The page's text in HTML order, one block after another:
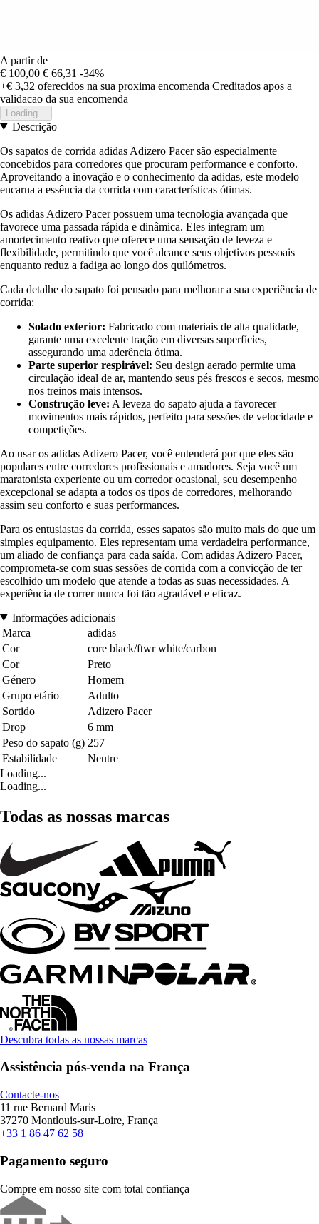
A partir de
€ 100,00 € 66,31 -34%
+€ 3,32 oferecidos na sua proxima encomenda Creditados apos a
validacao da sua encomenda
Loading...
Descrição
Os sapatos de corrida adidas Adizero Pacer são especialmente
concebidos para corredores que procuram performance e conforto.
Aproveitando a inovação e o conhecimento da adidas, este modelo
encarna a essência da corrida com características ótimas.
Os adidas Adizero Pacer possuem uma tecnologia avançada que
favorece uma passada rápida e dinâmica. Eles integram um
amortecimento reativo que oferece uma sensação de leveza e
flexibilidade, permitindo que você alcance seus objetivos pessoais
enquanto reduz a fadiga ao longo dos quilómetros.
Cada detalhe do sapato foi pensado para melhorar a sua experiência de
corrida:
Solado exterior: Fabricado com materiais de alta qualidade,
garante uma excelente tração em diversas superfícies,
assegurando uma aderência ótima.
Parte superior respirável: Seu design aerado permite uma
circulação ideal de ar, mantendo seus pés frescos e secos, mesmo
nos treinos mais intensos.
Construção leve: A leveza do sapato ajuda a favorecer
movimentos mais rápidos, perfeito para sessões de velocidade e
competições.
Ao usar os adidas Adizero Pacer, você entenderá por que eles são
populares entre corredores profissionais e amadores. Seja você um
maratonista experiente ou um corredor ocasional, seu desempenho
excepcional se adapta a todos os tipos de corredores, melhorando
assim seu conforto e suas performances.
Para os entusiastas da corrida, esses sapatos são muito mais do que um
simples equipamento. Eles representam uma verdadeira performance,
um aliado de confiança para cada saída. Com adidas Adizero Pacer,
comprometa-se com suas sessões de corrida com a convicção de ter
escolhido um modelo que atende a todas as suas necessidades. A
experiência de correr nunca foi tão agradável e eficaz.
Informações adicionais
Marca
adidas
Cor
core black/ftwr white/carbon
Cor
Preto
Género
Homem
Grupo etário
Adulto
Sortido
Adizero Pacer
Drop
6 mm
Peso do sapato (g) 257
Estabilidade
Neutre
Loading...
Loading...
Todas as nossas marcas
Descubra todas as nossas marcas
Assistência pós-venda na França
Contacte-nos
11 rue Bernard Maris
37270 Montlouis-sur-Loire, França
+33 1 86 47 62 58
Pagamento seguro
Compre em nosso site com total confiança